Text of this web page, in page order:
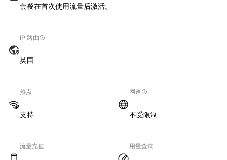
套餐在首次使用流量后激活。
IP 路由
英国
热点
支持
网速
不受限制
流量充值 用量查询